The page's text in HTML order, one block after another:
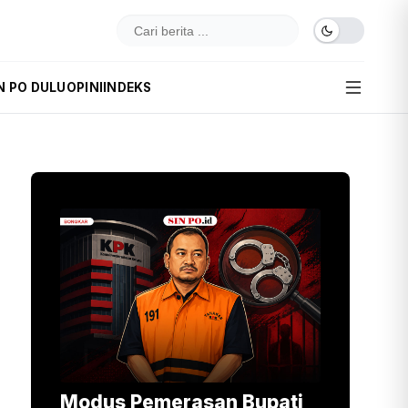
PO DULUOPINI INDEKS
Modus Pemerasan Bupati